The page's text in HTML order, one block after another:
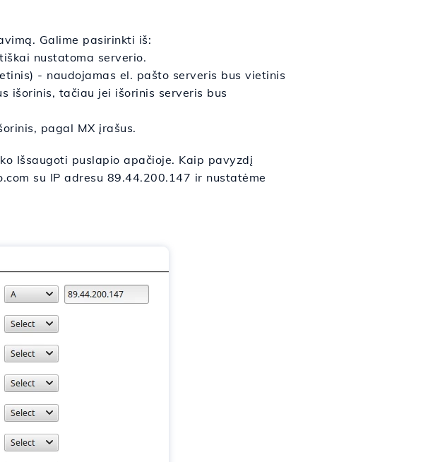
Galime pasirinkti iš:
nustatoma serverio.
- naudojamas el. pašto serveris bus vietinis
išorinis, tačiau jei išorinis serveris bus
pagal MX įrašus.
Išsaugoti puslapio apačioje. Kaip pavyzdį
su IP adresu 89.44.200.147 ir nustatėme